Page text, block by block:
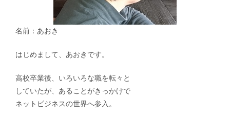
名前：あおき
はじめまして、あおきです。
高校卒業後、いろいろな職を転々と
していたが、あることがきっかけで
ネットビジネスの世界へ参入。